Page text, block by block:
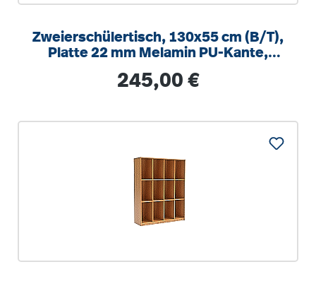
Zweierschülertisch, 130x55 cm (B/T),
Platte 22 mm Melamin PU-Kante,
Regulärer Preis:
245,00 €